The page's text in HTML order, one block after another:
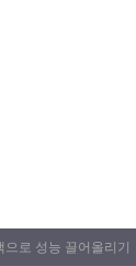
로 성능 끌어올리기